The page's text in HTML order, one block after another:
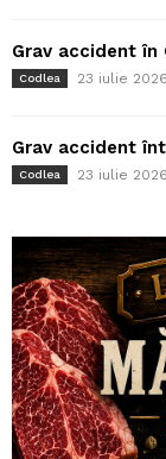
Grav accident în
Codlea 23 iulie 2026
Grav accident
Codlea 23 iulie 2026